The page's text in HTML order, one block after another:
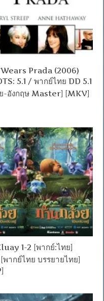
Prada (2006)
5.1 / พากย์ไทย DD 5.1
-อังกฤษ Master] [MKV]
1-2 [พากย์:ไทย]
ากย์ไทย บรรยายไทย]